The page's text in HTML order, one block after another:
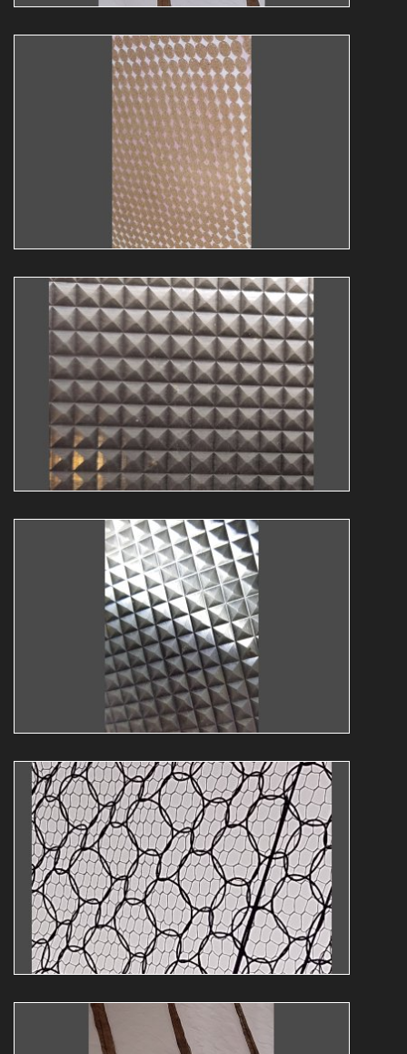
abstrakt
expo
Abstrakt13
Guy Bollendorff
abstrakt
expo
Guy Bollendorff
abstrakt
expo
Abstrakt22
Guy Bollendorff
abstrakt
expo
Abstrakt16